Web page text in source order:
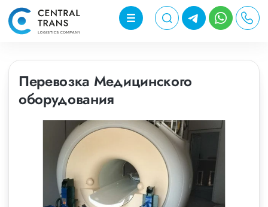
Перевозка Медицинского
оборудования